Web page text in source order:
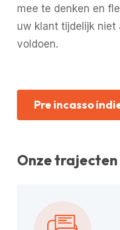
mee te denken en
uw klant tijdelijk niet
voldoen.
Pre incasso
Onze trajecten